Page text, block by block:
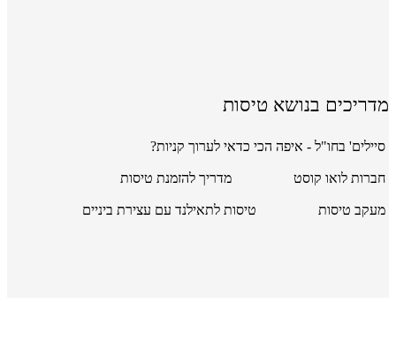
מדריכים בנושא טיסות
סיילים' בחו"ל - איפה הכי כדאי לערוך קניות?
חברות לואו קוסט מדריך להזמנת טיסות
מעקב טיסות טיסות לתאילנד עם עצירת ביניים